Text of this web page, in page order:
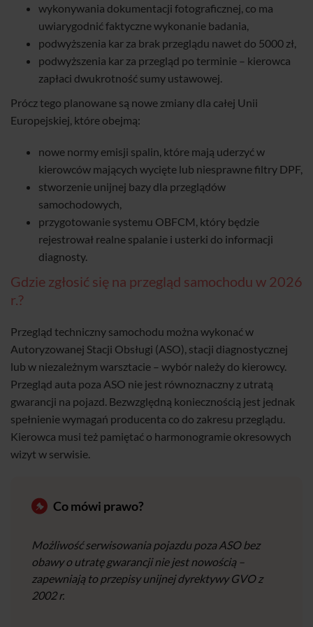
wykonywania dokumentacji fotograficznej, co ma
uwiarygodnić faktyczne wykonanie badania,
podwyższenia kar za brak przeglądu nawet do 5000 zł,
podwyższenia kar za przegląd po terminie – kierowca
zapłaci dwukrotność sumy ustawowej.
Prócz tego planowane są nowe zmiany dla całej Unii
Europejskiej, które obejmą:
nowe normy emisji spalin, które mają uderzyć w
kierowców mających wycięte lub niesprawne filtry DPF,
stworzenie unijnej bazy dla przeglądów
samochodowych,
przygotowanie systemu OBFCM, który będzie
rejestrował realne spalanie i usterki do informacji
diagnosty.
Gdzie zgłosić się na przegląd samochodu w 2026
r.?
Przegląd techniczny samochodu można wykonać w
Autoryzowanej Stacji Obsługi (ASO), stacji diagnostycznej
lub w niezależnym warsztacie – wybór należy do kierowcy.
Przegląd auta poza ASO nie jest równoznaczny z utratą
gwarancji na pojazd. Bezwzględną koniecznością jest jednak
spełnienie wymagań producenta co do zakresu przeglądu.
Kierowca musi też pamiętać o harmonogramie okresowych
wizyt w serwisie.
Co mówi prawo?
Możliwość serwisowania pojazdu poza ASO bez
obawy o utratę gwarancji nie jest nowością –
zapewniają to przepisy unijnej dyrektywy GVO z
2002 r.